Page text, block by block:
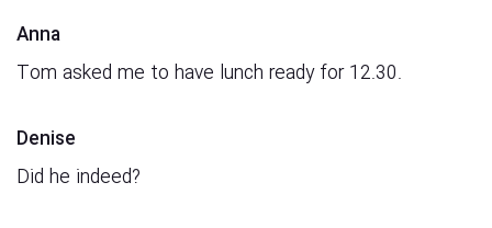
Anna
Tom asked me to have lunch ready for 12.30.
Denise
Did he indeed?